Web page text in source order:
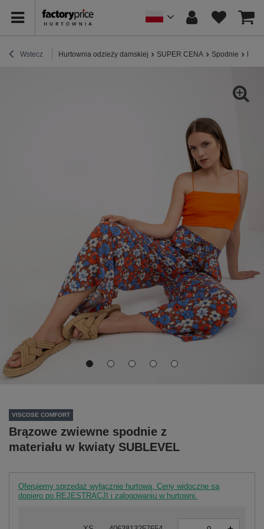
Wstecz Hurtownia odzieży damskiej SUPER CENA Spodnie
VISCOSE COMFORT
Brązowe zwiewne spodnie z
materiału w kwiaty SUBLEVEL
Oferujemy sprzedaż wyłącznie hurtową. Ceny widoczne są
dopiero po REJESTRACJI i zalogowaniu w hurtowni.